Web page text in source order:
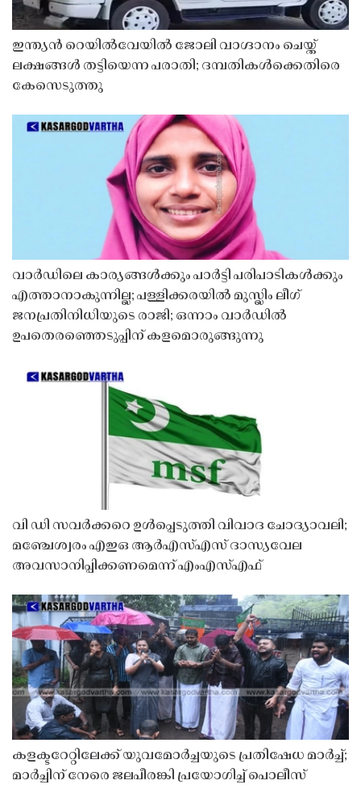
ഇന്ത്യൻ റെയിൽവേയിൽ ജോലി വാഗ്ദാനം ചെയ്ത്
ലക്ഷങ്ങൾ തട്ടിയെന്ന പരാതി; ദമ്പതികൾക്കെതിരെ
കേസെടുത്തു
വാർഡിലെ കാര്യങ്ങൾക്കും പാർട്ടി പരിപാടികൾക്കും
എത്താനാകുന്നില്ല; പള്ളിക്കരയിൽ മുസ്ലിം ലീഗ്
ജനപ്രതിനിധിയുടെ രാജി; ഒന്നാം വാർഡിൽ
ഉപതെരഞ്ഞെടുപ്പിന് കളമൊരുങ്ങുന്നു
വി ഡി സവർക്കറെ ഉൾപ്പെടുത്തി വിവാദ ചോദ്യാവലി;
മഞ്ചേശ്വരം എഇഒ ആർഎസ്എസ് ദാസ്യവേല
അവസാനിപ്പിക്കണമെന്ന് എംഎസ്എഫ്
കളക്ടറേറ്റിലേക്ക് യുവമോർച്ചയുടെ പ്രതിഷേധ മാർച്ച്;
മാർച്ചിന് നേരെ ജലപീരങ്കി പ്രയോഗിച്ച് പൊലീസ്